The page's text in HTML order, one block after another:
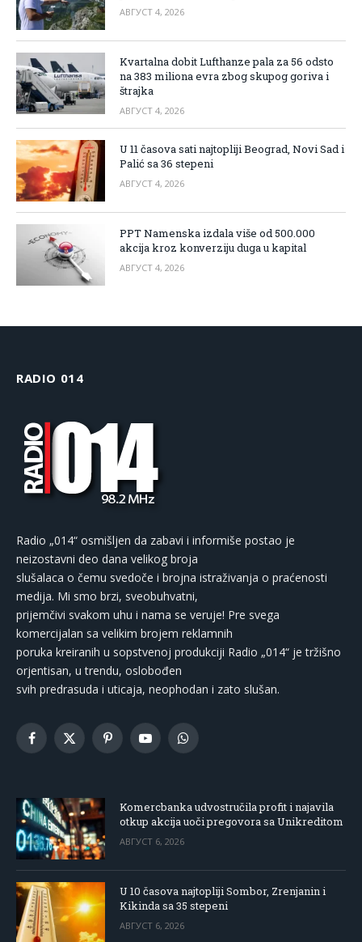
АВГУСТ 4, 2026
Kvartalna dobit Lufthanze pala za 56 odsto
na 383 miliona evra zbog skupog goriva i
štrajka
АВГУСТ 4, 2026
U 11 časova sati najtopliji Beograd, Novi Sad i
Palić sa 36 stepeni
АВГУСТ 4, 2026
PPT Namenska izdala više od 500.000
akcija kroz konverziju duga u kapital
АВГУСТ 4, 2026
RADIO 014
Radio „014“ osmišljen da zabavi i informiše postao je
neizostavni deo dana velikog broja
slušalaca o čemu svedoče i brojna istraživanja o praćenosti
medija. Mi smo brzi, sveobuhvatni,
prijemčivi svakom uhu i nama se veruje! Pre svega
komercijalan sa velikim brojem reklamnih
poruka kreiranih u sopstvenoj produkciji Radio „014“ je tržišno
orjentisan, u trendu, oslobođen
svih predrasuda i uticaja, neophodan i zato slušan.
Facebook
X
PinterestYouTubeWhatsApp
Komercbanka udvostručila profit i najavila
otkup akcija uoči pregovora sa Unikreditom
АВГУСТ 6, 2026
U 10 časova najtopliji Sombor, Zrenjanin i
Kikinda sa 35 stepeni
АВГУСТ 6, 2026